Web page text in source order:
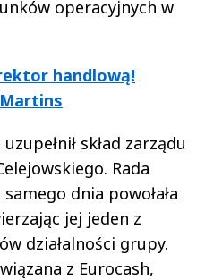
operacyjnych w
handlową!
skład zarządu
Rada
dnia powołała
jej jeden z
działalności grupy.
z Eurocash,